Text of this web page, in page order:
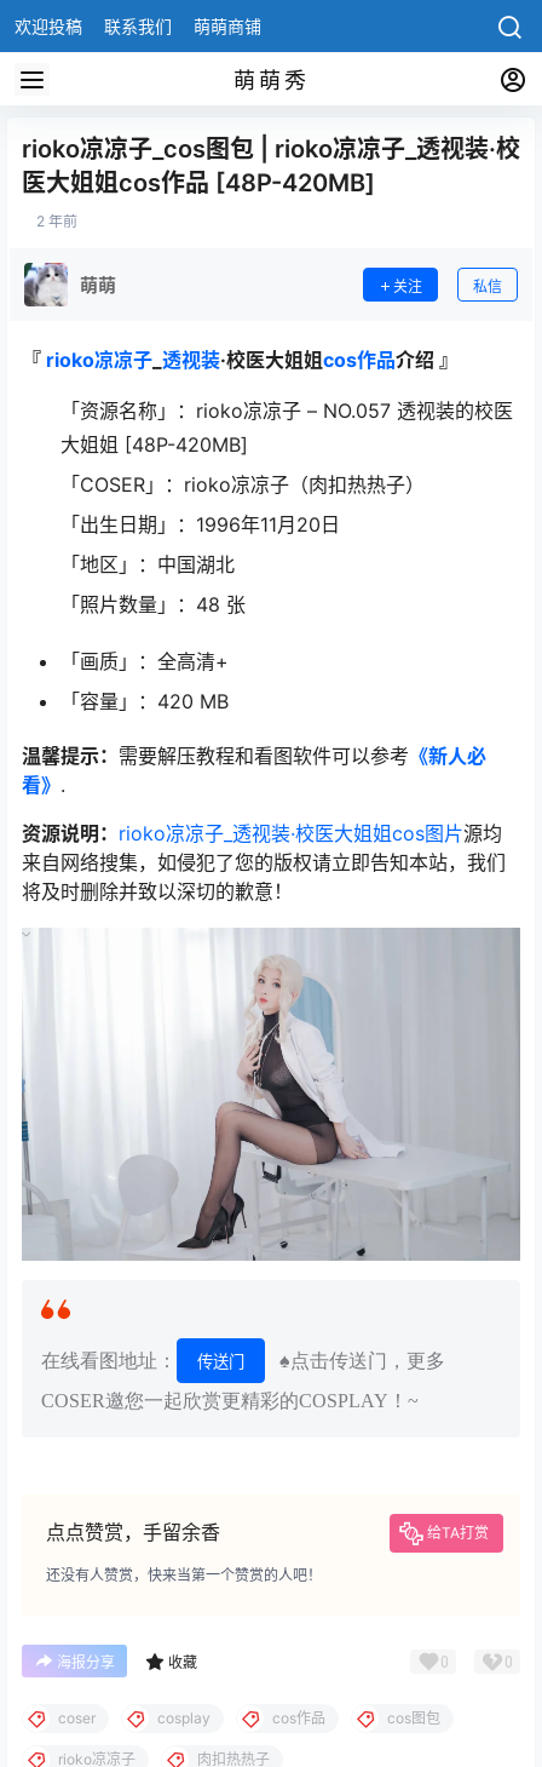
欢迎投稿 联系我们 萌萌商铺
萌萌秀
rioko凉凉子_cos图包 | rioko凉凉子_透视装·校
医大姐姐cos作品 [48P-420MB]
2 年前
萌萌 关注 私信
『 rioko凉凉子 透视装·校医大姐姐cos作品介绍 』
「资源名称」：rioko凉凉子 – NO.057 透视装的校医
大姐姐 [48P-420MB]
「COSER」：rioko凉凉子（肉扣热热子）
「出生日期」：1996年11月20日
「地区」：中国湖北
「照片数量」：48 张
「画质」：全高清+
「容量」：420 MB
温馨提示： 需要解压教程和看图软件可以参考 《新人必
看》 .
资源说明： rioko凉凉子_透视装·校医大姐姐cos图片源均
来自网络搜集，如侵犯了您的版权请立即告知本站，我们
将及时删除并致以深切的歉意！
在线看图地址： 传送门
♠点击传送门，更多
COSER邀您一起欣赏更精彩的COSPLAY！~
点点赞赏，手留余香 给TA打赏
还没有人赞赏，快来当第一个赞赏的人吧！
海报分享 收藏 0 0
coser cosplay cos作品 cos图包
rioko凉凉子 肉扣热热子